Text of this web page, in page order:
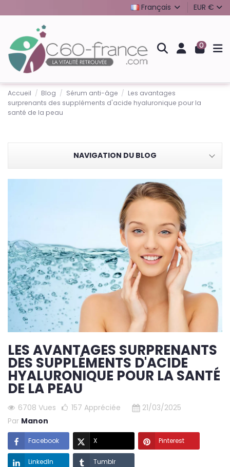
Français EUR €
0
Accueil Blog Sérum anti-âge
Les avantages
surprenants des suppléments d'acide hyaluronique pour la
santé de la peau
NAVIGATION DU BLOG
LES AVANTAGES SURPRENANTS
DES SUPPLÉMENTS D'ACIDE
HYALURONIQUE POUR LA SANTÉ
DE LA PEAU
6708 Vues 157 Appréciée
21/03/2025
Par Manon
Facebook X Pinterest
LinkedIn Tumblr